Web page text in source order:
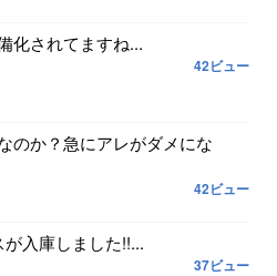
化されてますね...
42ビュー
のか？急にアレがダメにな
42ビュー
入庫しました!!...
37ビュー